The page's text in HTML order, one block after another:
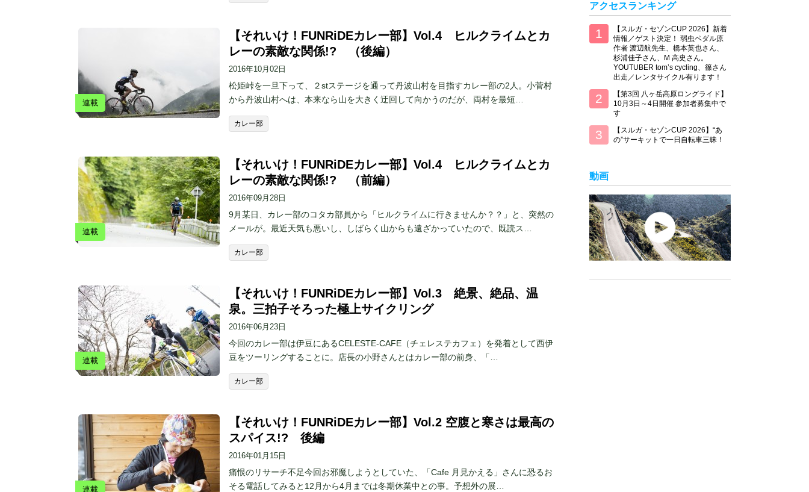
連載
【それいけ！FUNRiDEカレー部】Vol.4 ヒルクライムとカ
レーの素敵な関係!? （後編）
2016年10月02日
松姫峠を一旦下って、２stステージを通って丹波山村を目指すカレー部の2人。小菅村
から丹波山村へは、本来なら山を大きく迂回して向かうのだが、両村を最短…
カレー部
連載
【それいけ！FUNRiDEカレー部】Vol.4 ヒルクライムとカ
レーの素敵な関係!? （前編）
2016年09月28日
9月某日、カレー部のコタカ部員から「ヒルクライムに行きませんか？？」と、突然の
メールが。最近天気も悪いし、しばらく山からも遠ざかっていたので、既読ス…
カレー部
連載
【それいけ！FUNRiDEカレー部】Vol.3 絶景、絶品、温
泉。三拍子そろった極上サイクリング
2016年06月23日
今回のカレー部は伊豆にあるCELESTE-CAFE（チェレステカフェ）を発着として西伊
豆をツーリングすることに。店長の小野さんとはカレー部の前身、「…
カレー部
連載
【それいけ！FUNRiDEカレー部】Vol.2 空腹と寒さは最高の
スパイス!? 後編
2016年01月15日
痛恨のリサーチ不足今回お邪魔しようとしていた、「Cafe 月見かえる」さんに恐るお
そる電話してみると12月から4月までは冬期休業中との事。予想外の展…
アクセスランキング
【スルガ・セゾンCUP 2026】新着
情報／ゲスト決定！ 弱虫ペダル原
作者 渡辺航先生、橋本英也さん、
杉浦佳子さん、M 高史さん。
YOUTUBER tom’s cycling、篠さん
出走／レンタサイクル有ります！
【第3回 八ヶ岳高原ロングライド】
10月3日～4日開催 参加者募集中で
す
【スルガ・セゾンCUP 2026】“あ
の”サーキットで一日自転車三昧！
動画